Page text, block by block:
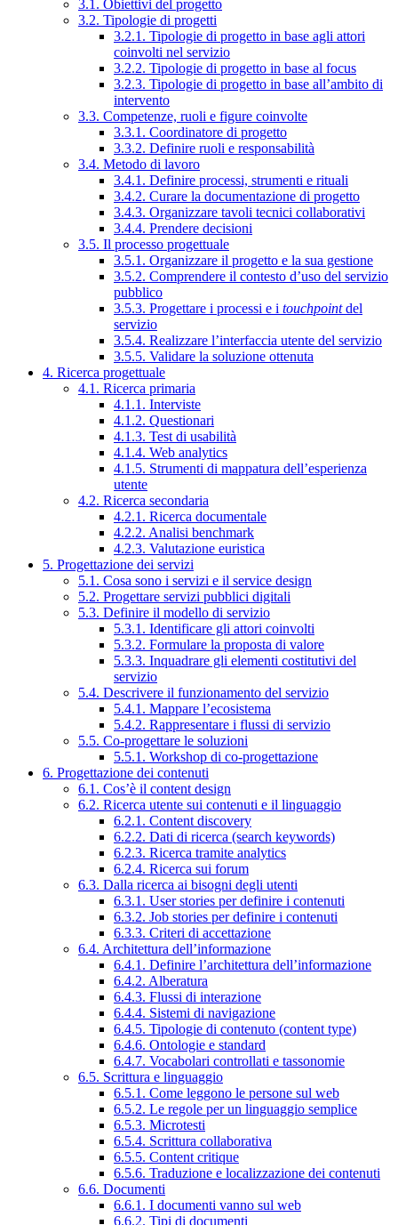
3.1. Obiettivi del progetto
3.2. Tipologie di progetti
3.2.1. Tipologie di progetto in base agli attori
coinvolti nel servizio
3.2.2. Tipologie di progetto in base al focus
3.2.3. Tipologie di progetto in base all’ambito di
intervento
3.3. Competenze, ruoli e figure coinvolte
3.3.1. Coordinatore di progetto
3.3.2. Definire ruoli e responsabilità
3.4. Metodo di lavoro
3.4.1. Definire processi, strumenti e rituali
3.4.2. Curare la documentazione di progetto
3.4.3. Organizzare tavoli tecnici collaborativi
3.4.4. Prendere decisioni
3.5. Il processo progettuale
3.5.1. Organizzare il progetto e la sua gestione
3.5.2. Comprendere il contesto d’uso del servizio
pubblico
3.5.3. Progettare i processi e i touchpointdel
servizio
3.5.4. Realizzare l’interfaccia utente del servizio
3.5.5. Validare la soluzione ottenuta
4. Ricerca progettuale
4.1. Ricerca primaria
4.1.1. Interviste
4.1.2. Questionari
4.1.3. Test di usabilità
4.1.4. Web analytics
4.1.5. Strumenti di mappatura dell’esperienza
utente
4.2. Ricerca secondaria
4.2.1. Ricerca documentale
4.2.2. Analisi benchmark
4.2.3. Valutazione euristica
5. Progettazione dei servizi
5.1. Cosa sono i servizi e il service design
5.2. Progettare servizi pubblici digitali
5.3. Definire il modello di servizio
5.3.1. Identificare gli attori coinvolti
5.3.2. Formulare la proposta di valore
5.3.3. Inquadrare gli elementi costitutivi del
servizio
5.4. Descrivere il funzionamento del servizio
5.4.1. Mappare l’ecosistema
5.4.2. Rappresentare i flussi di servizio
5.5. Co-progettare le soluzioni
5.5.1. Workshop di co-progettazione
6. Progettazione dei contenuti
6.1. Cos’è il content design
6.2. Ricerca utente sui contenuti e il linguaggio
6.2.1. Content discovery
6.2.2. Dati di ricerca (search keywords)
6.2.3. Ricerca tramite analytics
6.2.4. Ricerca sui forum
6.3. Dalla ricerca ai bisogni degli utenti
6.3.1. User stories per definire i contenuti
6.3.2. Job stories per definire i contenuti
6.3.3. Criteri di accettazione
6.4. Architettura dell’informazione
6.4.1. Definire l’architettura dell’informazione
6.4.2. Alberatura
6.4.3. Flussi di interazione
6.4.4. Sistemi di navigazione
6.4.5. Tipologie di contenuto (content type)
6.4.6. Ontologie e standard
6.4.7. Vocabolari controllati e tassonomie
6.5. Scrittura e linguaggio
6.5.1. Come leggono le persone sul web
6.5.2. Le regole per un linguaggio semplice
6.5.3. Microtesti
6.5.4. Scrittura collaborativa
6.5.5. Content critique
6.5.6. Traduzione e localizzazione dei contenuti
6.6. Documenti
6.6.1. I documenti vanno sul web
6.6.2. Tipi di documenti